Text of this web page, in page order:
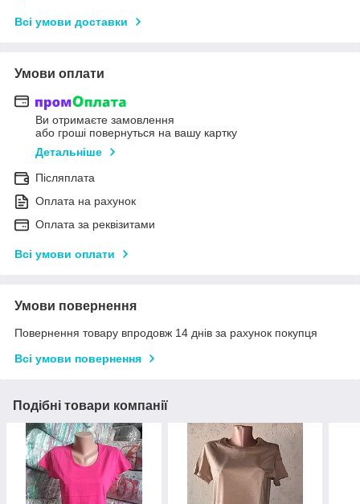
Всі умови доставки
Умови оплати
Ви отримаєте замовлення
або гроші повернуться на вашу картку
Детальніше
Післяплата
Оплата на рахунок
Оплата за реквізитами
Всі умови оплати
Умови повернення
Повернення товару впродовж 14 днів за рахунок покупця
Всі умови повернення
Подібні товари компанії